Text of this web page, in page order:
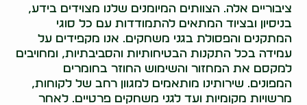
ציבוריים אלה. הצוותים המיומנים שלנו מצוידים בידע,
בניסיון ובציוד המתאים להתמודדות עם כל סוגי
המתקנים והפסולת בגני משחקים. אנו מקפידים על
עמידה בכל התקנות הבטיחותיות והסביבתיות, ומחויבים
למקסם את המחזור והשימוש החוזר בחומרים
המפונים. שירותינו מותאמים למגוון רחב של לקוחות,
מרשויות מקומיות ועד לגני משחקים פרטיים. לאחר